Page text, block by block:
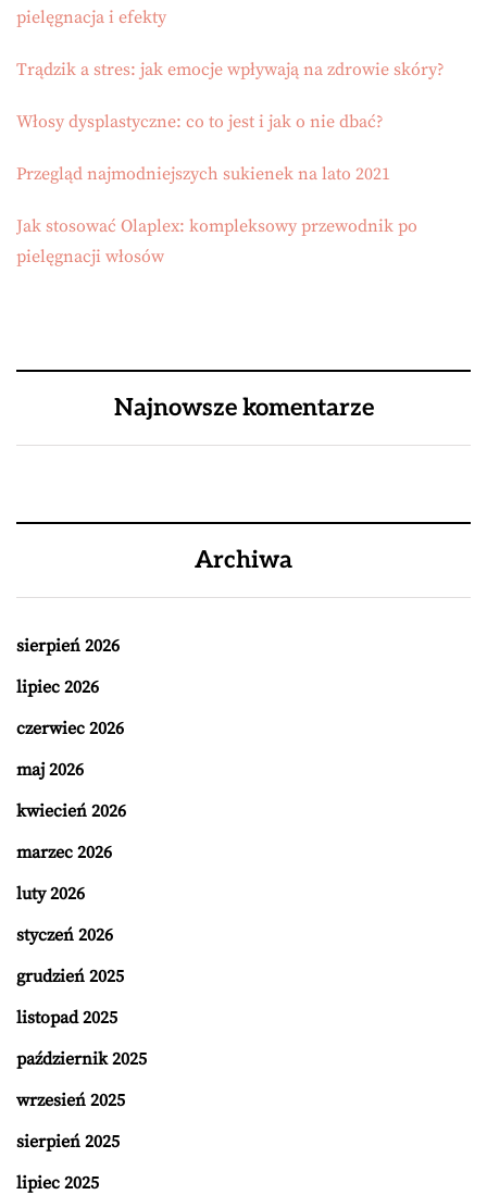
pielęgnacja i efekty
Trądzik a stres: jak emocje wpływają na zdrowie skóry?
Włosy dysplastyczne: co to jest i jak o nie dbać?
Przegląd najmodniejszych sukienek na lato 2021
Jak stosować Olaplex: kompleksowy przewodnik po
pielęgnacji włosów
Najnowsze komentarze
Archiwa
sierpień 2026
lipiec 2026
czerwiec 2026
maj 2026
kwiecień 2026
marzec 2026
luty 2026
styczeń 2026
grudzień 2025
listopad 2025
październik 2025
wrzesień 2025
sierpień 2025
lipiec 2025